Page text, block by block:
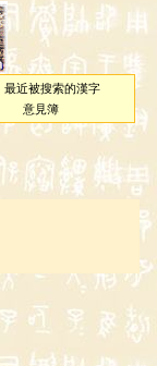
最近被搜索的漢字
意見簿